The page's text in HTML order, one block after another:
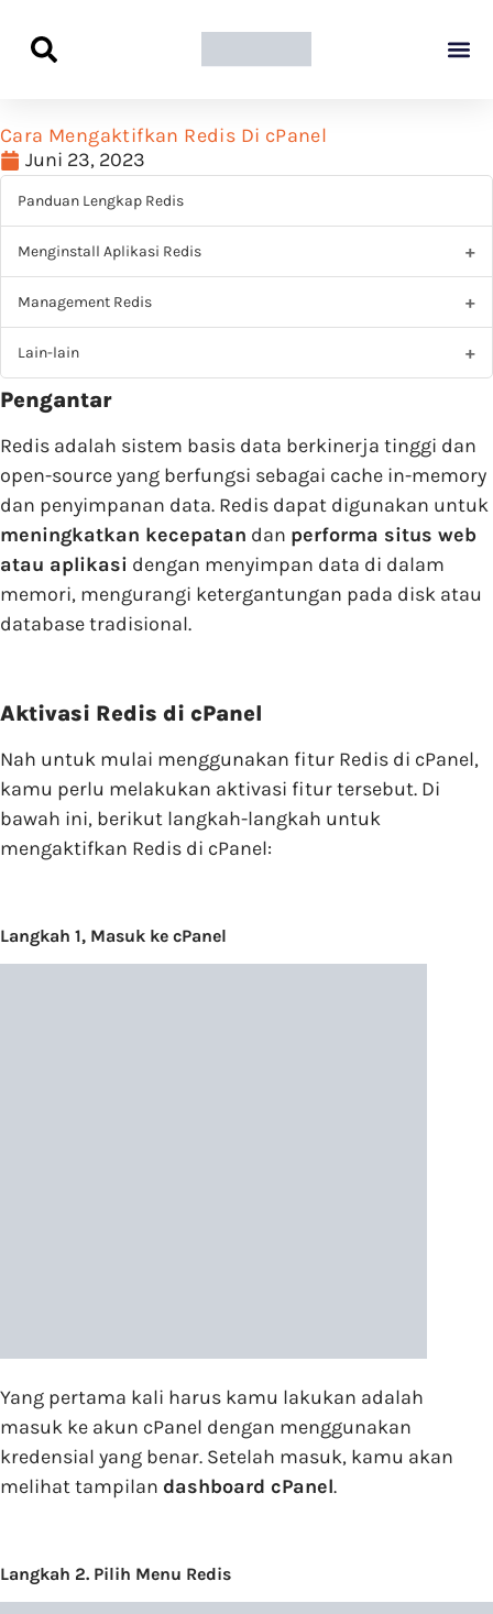
Cara Mengaktifkan Redis Di cPanel
Juni 23, 2023
Panduan Lengkap Redis
Menginstall Aplikasi Redis
Management Redis
Lain-lain
Pengantar
Redis adalah sistem basis data berkinerja tinggi dan
open-source yang berfungsi sebagai cache in-memory
dan penyimpanan data. Redis dapat digunakan untuk
meningkatkan kecepatan dan performa situs web
atau aplikasi dengan menyimpan data di dalam
memori, mengurangi ketergantungan pada disk atau
database tradisional.
Aktivasi Redis di cPanel
Nah untuk mulai menggunakan fitur Redis di cPanel,
kamu perlu melakukan aktivasi fitur tersebut. Di
bawah ini, berikut langkah-langkah untuk
mengaktifkan Redis di cPanel:
Langkah 1, Masuk ke cPanel
Yang pertama kali harus kamu lakukan adalah
masuk ke akun cPanel dengan menggunakan
kredensial yang benar. Setelah masuk, kamu akan
melihat tampilan dashboard cPanel.
Langkah 2. Pilih Menu Redis